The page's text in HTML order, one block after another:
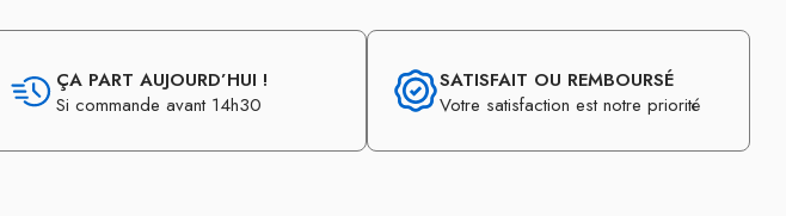
ÇA PART AUJOURD’HUI !
Si commande avant 14h30
SATISFAIT OU REMBOURSÉ
Votre satisfaction est notre priorité